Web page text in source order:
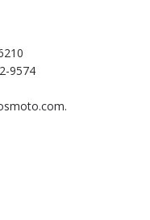
9574